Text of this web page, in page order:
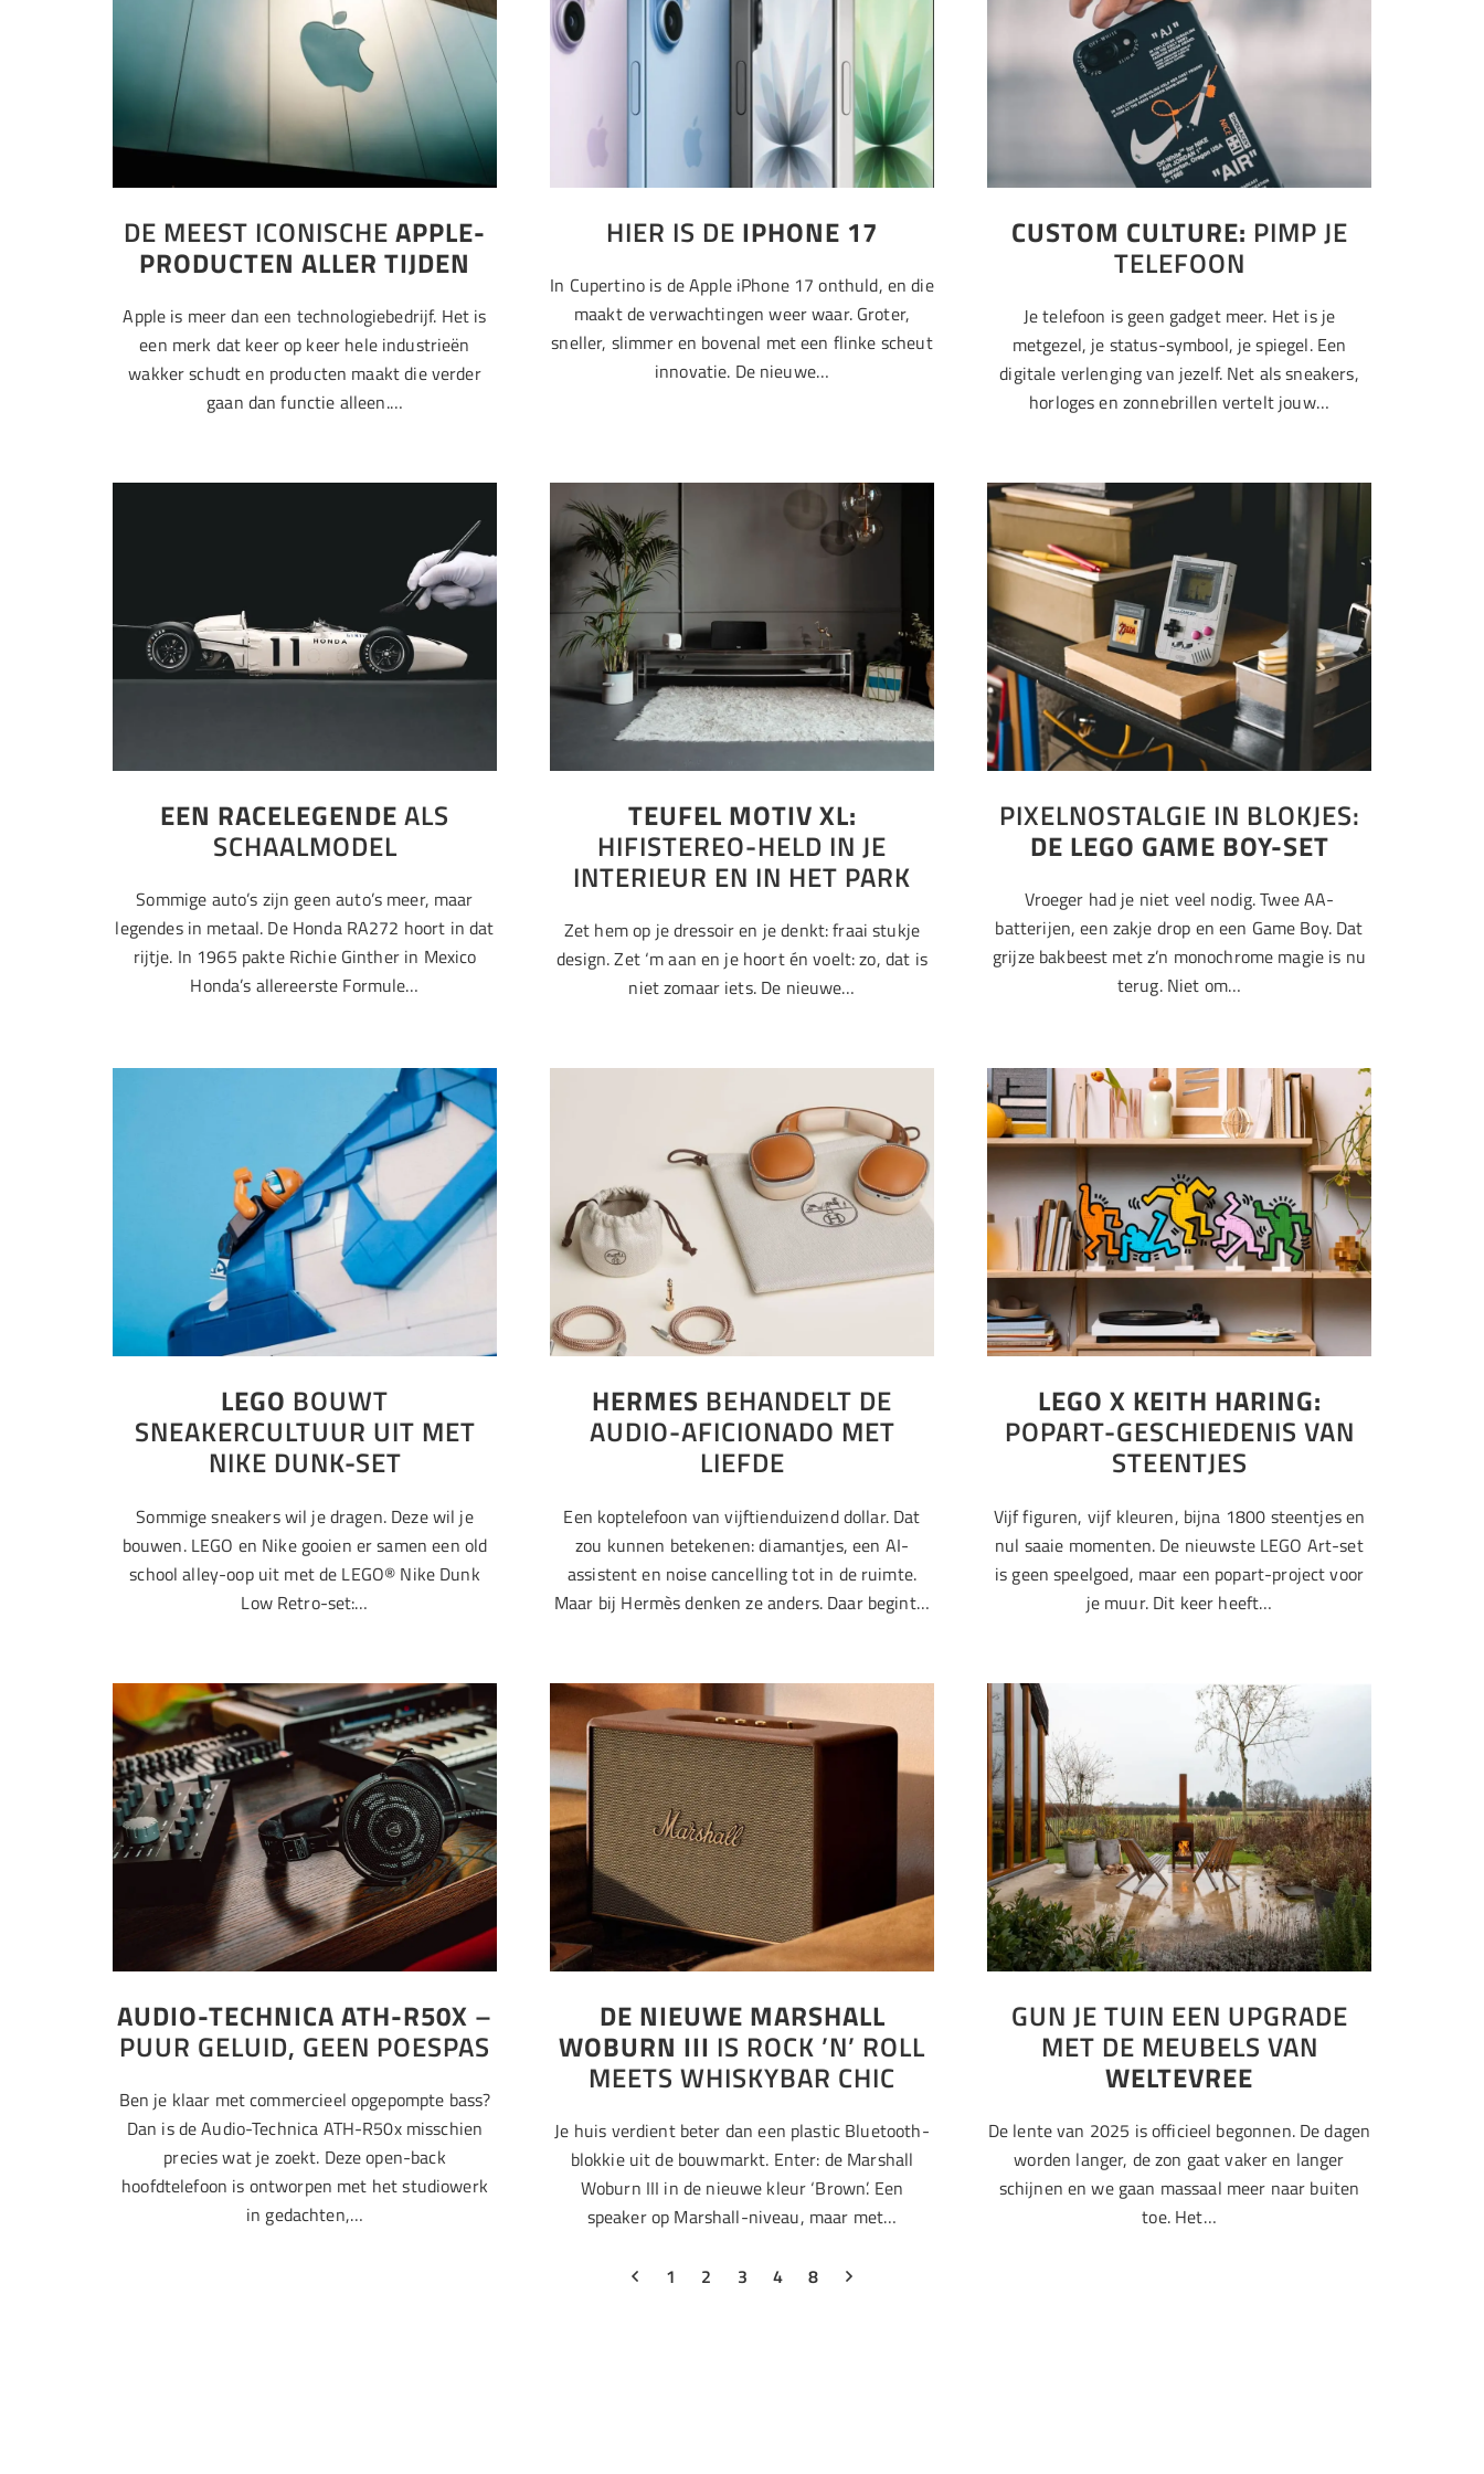
DE MEEST ICONISCHEAPPLE-
PRODUCTEN ALLER TIJDEN
Apple is meer dan een technologiebedrijf. Het is
een merk dat keer op keer hele industrieën
wakker schudt en producten maakt die verder
gaan dan functie alleen.…
HIER IS DE IPHONE 17
In Cupertino is de Apple iPhone 17 onthuld, en die
maakt de verwachtingen weer waar. Groter,
sneller, slimmer en bovenal met een flinke scheut
innovatie. De nieuwe…
CUSTOM CULTURE: PIMP JE
TELEFOON
Je telefoon is geen gadget meer. Het is je
metgezel, je status-symbool, je spiegel. Een
digitale verlenging van jezelf. Net als sneakers,
horloges en zonnebrillen vertelt jouw…
EEN RACELEGENDEALS
SCHAALMODEL
Sommige auto’s zijn geen auto’s meer, maar
legendes in metaal. De Honda RA272 hoort in dat
rijtje. In 1965 pakte Richie Ginther in Mexico
Honda’s allereerste Formule…
TEUFEL MOTIV XL:
HIFISTEREO-HELD IN JE
INTERIEUR EN IN HET PARK
Zet hem op je dressoir en je denkt: fraai stukje
design. Zet ‘m aan en je hoort én voelt: zo, dat is
niet zomaar iets. De nieuwe…
PIXELNOSTALGIE IN BLOKJES:
DE LEGO GAME BOY-SET
Vroeger had je niet veel nodig. Twee AA-
batterijen, een zakje drop en een Game Boy. Dat
grijze bakbeest met z’n monochrome magie is nu
terug. Niet om…
LEGO BOUWT
SNEAKERCULTUUR UIT MET
NIKE DUNK-SET
Sommige sneakers wil je dragen. Deze wil je
bouwen. LEGO en Nike gooien er samen een old
school alley-oop uit met de LEGO® Nike Dunk
Low Retro-set:…
HERMES BEHANDELT DE
AUDIO-AFICIONADO MET
LIEFDE
Een koptelefoon van vijftienduizend dollar. Dat
zou kunnen betekenen: diamantjes, een AI-
assistent en noise cancelling tot in de ruimte.
Maar bij Hermès denken ze anders. Daar begint…
LEGO X KEITH HARING:
POPART-GESCHIEDENIS VAN
STEENTJES
Vijf figuren, vijf kleuren, bijna 1800 steentjes en
nul saaie momenten. De nieuwste LEGO Art-set
is geen speelgoed, maar een popart-project voor
je muur. Dit keer heeft…
AUDIO-TECHNICA ATH-R50X –
PUUR GELUID, GEEN POESPAS
Ben je klaar met commercieel opgepompte bass?
Dan is de Audio-Technica ATH-R50x misschien
precies wat je zoekt. Deze open-back
hoofdtelefoon is ontworpen met het studiowerk
in gedachten,…
DE NIEUWE MARSHALL
WOBURN III IS ROCK ’N’ ROLL
MEETS WHISKYBAR CHIC
Je huis verdient beter dan een plastic Bluetooth-
blokkie uit de bouwmarkt. Enter: de Marshall
Woburn III in de nieuwe kleur ‘Brown’. Een
speaker op Marshall-niveau, maar met…
GUN JE TUIN EEN UPGRADE
MET DE MEUBELS VAN
WELTEVREE
De lente van 2025 is officieel begonnen. De dagen
worden langer, de zon gaat vaker en langer
schijnen en we gaan massaal meer naar buiten
toe. Het…
1 2 3 4 8